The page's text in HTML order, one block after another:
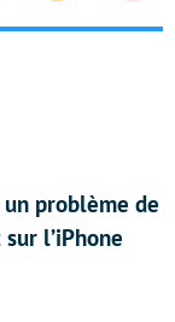
problème de
l’iPhone